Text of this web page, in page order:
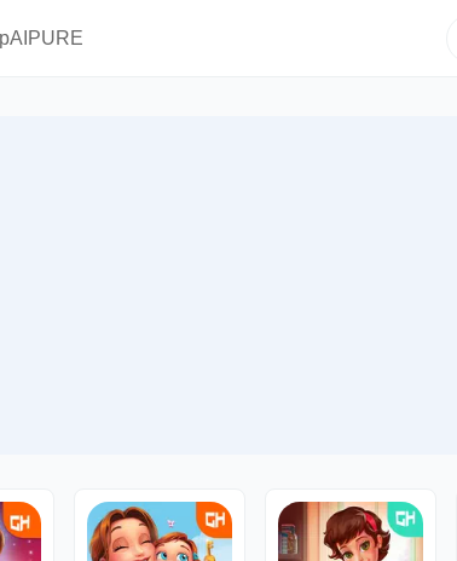
AIPURE